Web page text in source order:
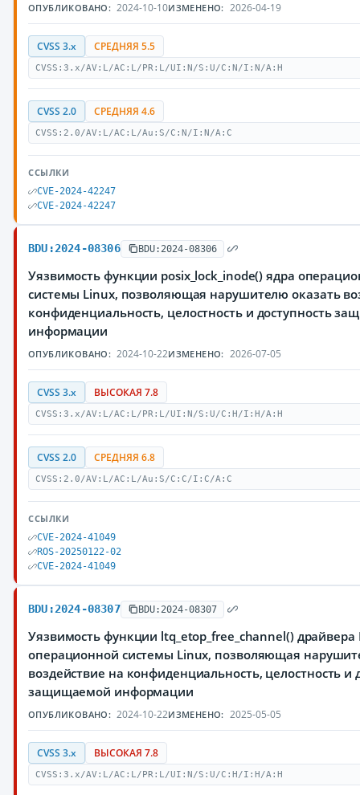
ОПУБЛИКОВАНО: 2024-10-10ИЗМЕНЕНО: 2026-04-19
CVSS 3.x СРЕДНЯЯ 5.5
CVSS:3.x/AV:L/AC:L/PR:L/UI:N/S:U/C:N/I:N/A:H
CVSS 2.0 СРЕДНЯЯ 4.6
CVSS:2.0/AV:L/AC:L/Au:S/C:N/I:N/A:C
ССЫЛКИ
CVE-2024-42247
CVE-2024-42247
BDU:2024-08306 BDU:2024-08306
Уязвимость функции posix_lock_inode() ядра
системы Linux, позволяющая нарушителю оказать
конфиденциальность, целостность и доступность
информации
ОПУБЛИКОВАНО: 2024-10-22ИЗМЕНЕНО: 2026-07-05
CVSS 3.x ВЫСОКАЯ 7.8
CVSS:3.x/AV:L/AC:L/PR:L/UI:N/S:U/C:H/I:H/A:H
CVSS 2.0 СРЕДНЯЯ 6.8
CVSS:2.0/AV:L/AC:L/Au:S/C:C/I:C/A:C
ССЫЛКИ
CVE-2024-41049
ROS-20250122-02
CVE-2024-41049
BDU:2024-08307 BDU:2024-08307
Уязвимость функции ltq_etop_free_channel()
операционной системы Linux, позволяющая
воздействие на конфиденциальность, целостность и
защищаемой информации
ОПУБЛИКОВАНО: 2024-10-22ИЗМЕНЕНО: 2025-05-05
CVSS 3.x ВЫСОКАЯ 7.8
CVSS:3.x/AV:L/AC:L/PR:L/UI:N/S:U/C:H/I:H/A:H